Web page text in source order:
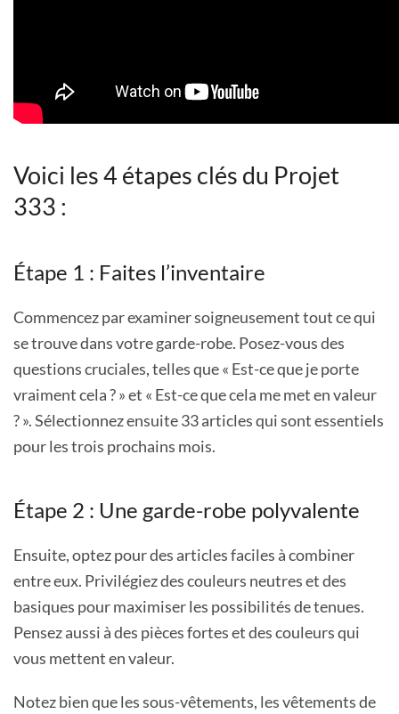
Voici les 4 étapes clés du Projet
333 :
Étape 1 : Faites l’inventaire
Commencez par examiner soigneusement tout ce qui
se trouve dans votre garde-robe. Posez-vous des
questions cruciales, telles que « Est-ce que je porte
vraiment cela ? » et « Est-ce que cela me met en valeur
? ». Sélectionnez ensuite 33 articles qui sont essentiels
pour les trois prochains mois.
Étape 2 : Une garde-robe polyvalente
Ensuite, optez pour des articles faciles à combiner
entre eux. Privilégiez des couleurs neutres et des
basiques pour maximiser les possibilités de tenues.
Pensez aussi à des pièces fortes et des couleurs qui
vous mettent en valeur.
Notez bien que les sous-vêtements, les vêtements de